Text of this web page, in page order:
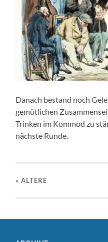
Danach bestand noch
gemütlichen
Trinken im Kommod zu
nächste Runde.
« ÄLTERE